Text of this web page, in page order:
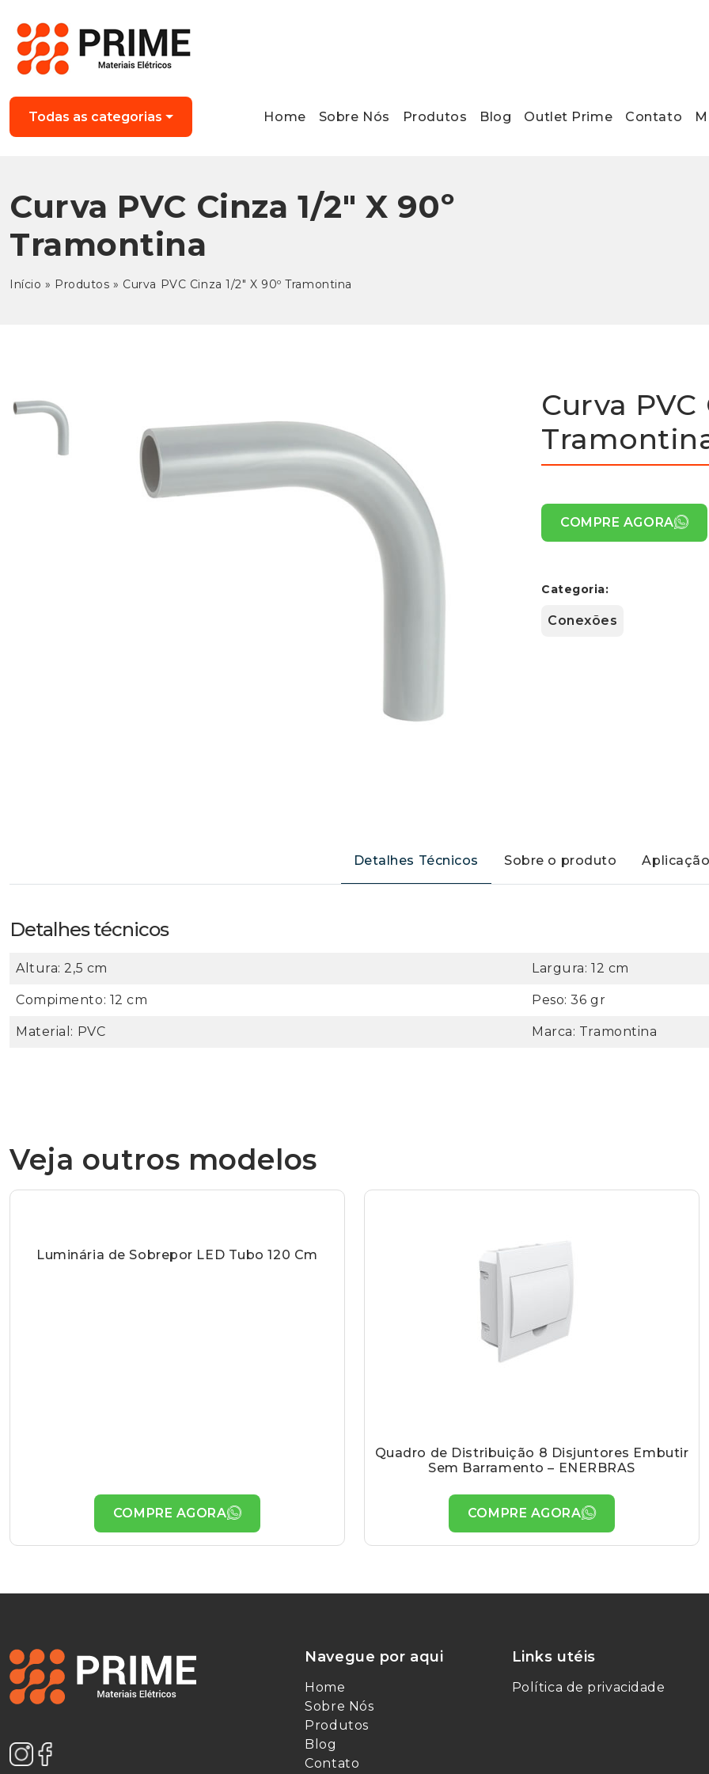
Todas as categorias Home Sobre Nós Produtos Blog Outlet Prime Contato
Curva PVC Cinza 1/2″ X 90º
Tramontina
Início » Produtos » Curva PVC Cinza 1/2″ X 90º Tramontina
Curva PVC
COMPRE AGORA
Categoria:
Conexões
Detalhes Técnicos Sobre o produto
Detalhes técnicos
Altura: 2,5 cm Largura: 12 cm
Compimento: 12 cm Peso: 36 gr
Material: PVC Marca: Tramontina
Veja outros modelos
Luminária de Sobrepor LED Tubo 120 Cm
COMPRE AGORA
Quadro de Distribuição 8 Disjuntores Embutir
Sem Barramento – ENERBRAS
COMPRE AGORA
Navegue por aqui
Home
Sobre Nós
Produtos
Blog
Contato
Links utéis
Política de privacidade